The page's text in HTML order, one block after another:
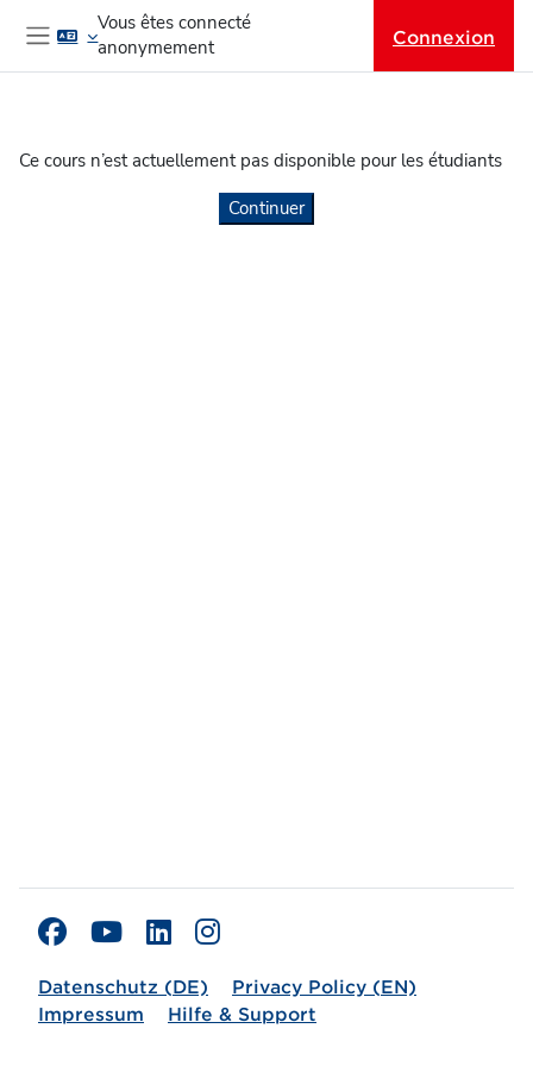
Passer au contenu principal
Panneau latéral
Vous êtes connecté
anonymement
Connexion
Ce cours n’est actuellement pas disponible pour les étudiants
Continuer
Datenschutz (DE)
Privacy Policy (EN)
Impressum
Hilfe & Support